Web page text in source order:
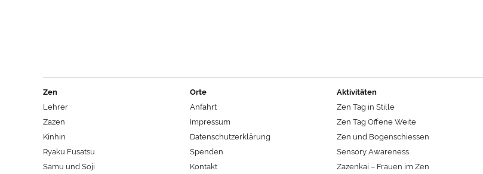
Zen
Lehrer
Zazen
Kinhin
Ryaku Fusatsu
Samu und Soji
Orte
Anfahrt
Impressum
Datenschutzerklärung
Spenden
Kontakt
Aktivitäten
Zen Tag in Stille
Zen Tag Offene Weite
Zen und Bogenschiessen
Sensory Awareness
Zazenkai – Frauen im Zen